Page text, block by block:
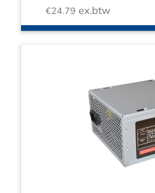
€24.79 ex.btw